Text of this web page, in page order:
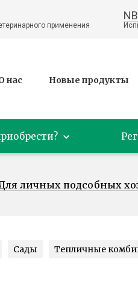
применения
нас Новые продукты
личных подсобных
Сады Тепличные